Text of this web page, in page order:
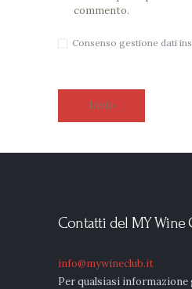
commento.
Consenso gestione dati
Contatti del MY Wine
info@mywineclub.it
Per qualsiasi informazione